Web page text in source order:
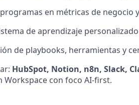
en métricas de negocio
de aprendizaje
de playbooks, herramientas y
HubSpot, Notion, n8n, Slack,
Workspace con foco AI-first.